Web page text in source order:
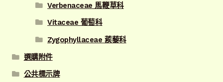
Verbenaceae 馬鞭草科
Vitaceae 葡萄科
Zygophyllaceae 蒺藜科
選購附件
公共標示牌